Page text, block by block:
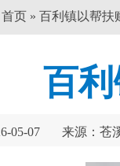
首页 » 百利镇以帮扶
百
05-07 来源：苍